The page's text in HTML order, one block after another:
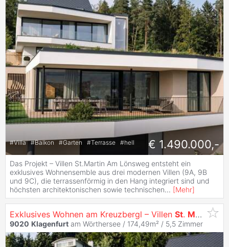
#Villa #Balkon #Garten #Terrasse #hell € 1.490.000,-
Das Projekt – Villen St.Martin Am Lönsweg entsteht ein
exklusives Wohnensemble aus drei modernen Villen (9A, 9B
und 9C), die terrassenförmig in den Hang integriert sind und
höchsten architektonischen sowie technischen... [Mehr]
Exklusives Wohnen am Kreuzbergl – Villen St. Martin mit
9020 Klagenfurt am Wörthersee / 174,49m² / 5,5 Zimmer